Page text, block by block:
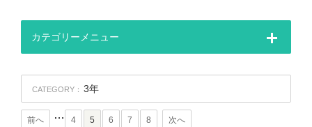
カテゴリーメニュー
CATEGORY： 3年
前へ … 4 5 6 7 8 次へ